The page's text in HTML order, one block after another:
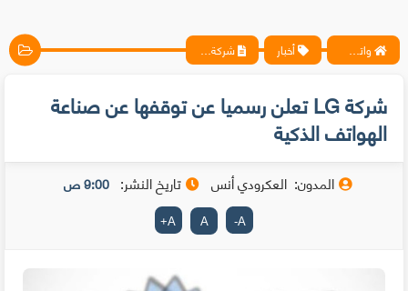
واتس آب ، فيسبوك ، أنترنت ، شروحات تقنية حصرية - المحترف أخبار شركة LG تعلن رسميا عن توقفها عن صناعة الهواتف الذكية
شركة LG تعلن رسميا عن توقفها عن صناعة
الهواتف الذكية
المدون: العكرودي أنس تاريخ النشر: 9:00 ص
A
-
A
A
+